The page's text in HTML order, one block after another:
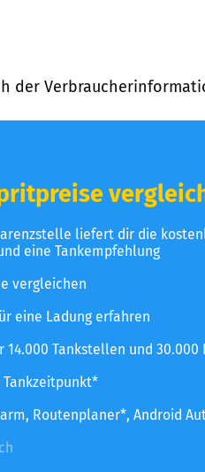
der
liefert dir die
eine Tankempfehlung
vergleichen
eine Ladung erfahren
Tankstellen und 30.000
Routenplaner*, Android